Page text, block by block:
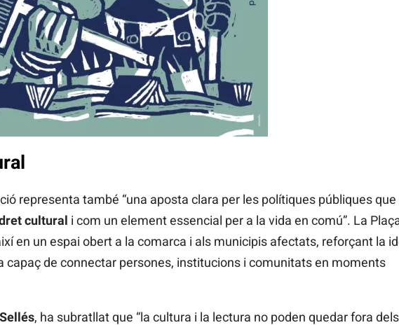
representa també “una aposta clara per les polítiques públiques que
cultural i com un element essencial per a la vida en comú”. La
en un espai obert a la comarca i als municipis afectats, reforçant la
capaç de connectar persones, institucions i comunitats en moments
, ha subratllat que “la cultura i la lectura no poden quedar fora dels